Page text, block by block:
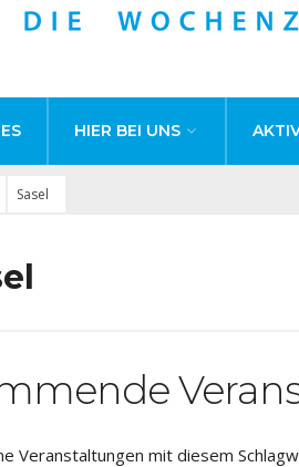
HIER BEI UNS
Sasel
Veranstaltungen mit diesem